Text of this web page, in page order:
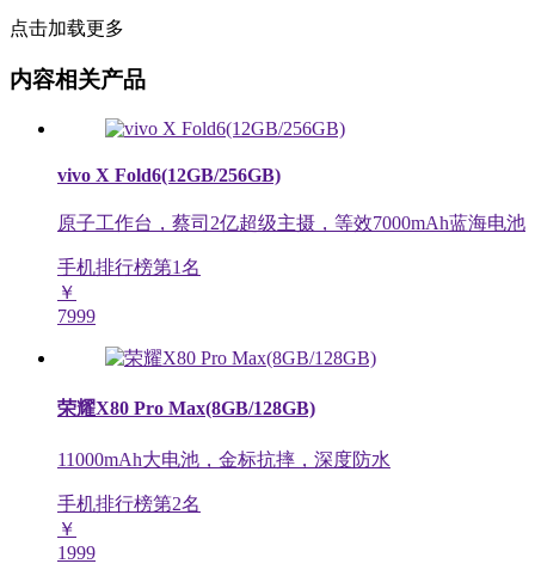
点击加载更多
内容相关产品
vivo X Fold6(12GB/256GB)
原子工作台，蔡司2亿超级主摄，等效7000mAh蓝海电池
手机排行榜第1名
￥
7999
荣耀X80 Pro Max(8GB/128GB)
11000mAh大电池，金标抗摔，深度防水
手机排行榜第2名
￥
1999